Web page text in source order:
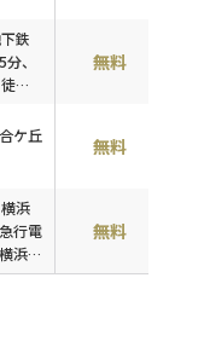
鉄
、
歩5
無料
ケ丘
無料
浜
行電
浜市
」徒
無料